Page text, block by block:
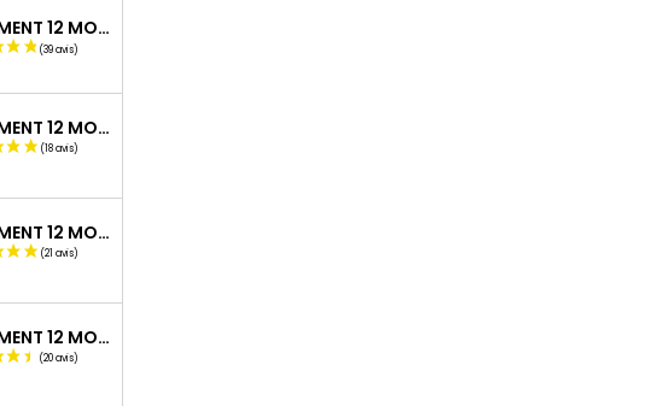
ABONNEMENT 12 MOIS ESTV
ABONNEMENT 12 MOIS ORCA PRO
ABONNEMENT 12 MOIS ESTV PRO PLUS
ABONNEMENT 12 MOIS ESTV PRO